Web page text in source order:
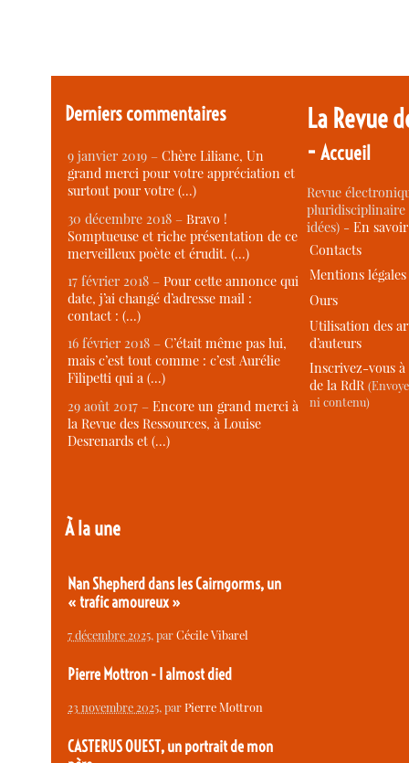
Derniers commentaires
9 janvier 2019 –Chère Liliane, Un
grand merci pour votre appréciation et
surtout pour votre (…)
30 décembre 2018 –Bravo !
Somptueuse et riche présentation de ce
merveilleux poète et érudit. (…)
17 février 2018 –Pour cette annonce qui
date, j’ai changé d’adresse mail :
contact : (…)
16 février 2018 –C’était même pas lui,
mais c’est tout comme : c’est Aurélie
Filipetti qui a (…)
29 août 2017 –Encore un grand merci à
la Revue des Ressources, à Louise
Desrenards et (…)
À la une
Nan Shepherd dans les Cairngorms, un
« trafic amoureux »
7 décembre 2025, parCécile Vibarel
Pierre Mottron - I almost died
23 novembre 2025, parPierre Mottron
CASTERUS OUEST, un portrait de mon
La Revue
-Accueil
Revue
idées) -En
Contacts
Mentions légales
Ours
Utilisation des
d’auteurs
Inscrivez-vous
de la RdR
ni contenu)